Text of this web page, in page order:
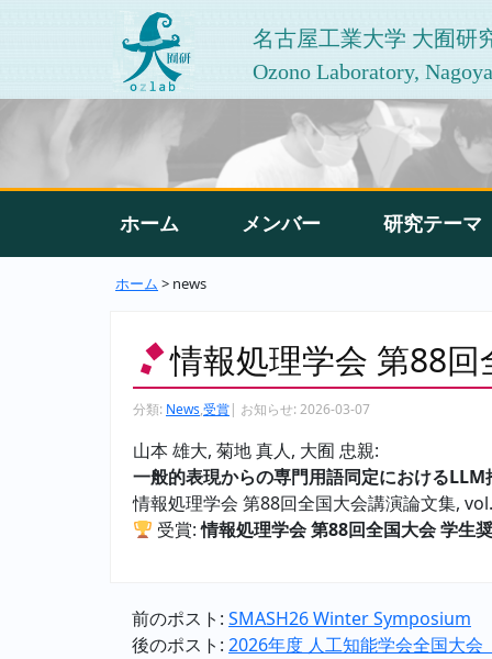
名古屋工業大学 大囿研
Ozono Laboratory,
ホーム メンバー 研究テーマ
ホーム > news
情報処理学会 第88
分類: News,受賞| お知らせ: 2026-03-07
山本 雄大, 菊地 真人, 大囿 忠親:
一般的表現からの専門用語同定における
情報処理学会 第88回全国大会講演論文集,
受賞:情報処理学会 第88回全国大会 学生
前のポスト: SMASH26 Winter Symposium
後のポスト: 2026年度 人工知能学会全国大会